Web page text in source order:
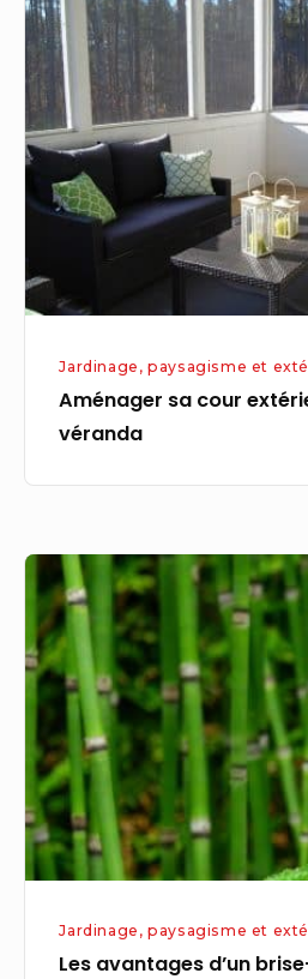
Aménager
sa
cour
extérieure
ou
sa
véranda
Jardinage, paysagisme et
Aménager sa cour
véranda
Les
avantages
d’un
brise-
vue
pour
l’extérieur
Jardinage, paysagisme et
Les avantages d’un